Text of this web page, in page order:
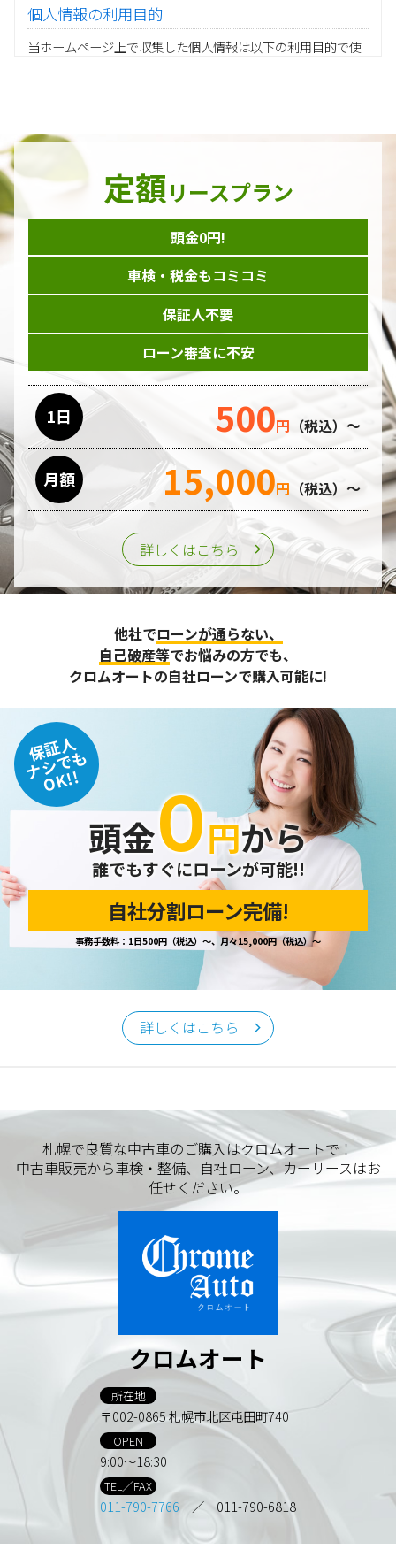
個人情報の利用目的
当ホームページ上で収集した個人情報は以下の利用目的で使
当グループの業務に従事する協力会社様担当者の識別
当グループ内で共同利用する人事関連システムの運用
ダイレクトメール等を利用したアンケート・キャンペーン
などの意見・情報の調査
当ホームページはサービスに関するお問い合わせやご質問、
資料のご請求や各サービス等のお申し込みなど、当ホームペ
ージのサービス提供過程で、氏名、連絡先、勤務先等の個人
情報を書面、電子媒体、ウェブ等を介して収集致します。
委託先の管理･監督
利用目的の遂行のために業務を委託する場合、個人情報の取
り扱いに関する委託先の適正な管理・監督をおこないます。
第三者への提供
個人情報は、ご本人の同意を得た場合または法令の定めがあ
る場合を除き、第三者に提供することはいたしません。
個人情報の管理
失、破壊、改ざん及び漏えいなどに対する予防ならびに是正
に努め、合理的な安全対策を講じます。
また、個人情報保護に関する法令およびその他の規範を遵守
するとともに、この方針に基づく個人情報保護規程や体制を
定め、その内容を継続的に見直し、改善に努めます。
個人情報の訂正･削除・開示
ご本人から、登録されている個人情報について訂正・削除・
開示の請求があった場合は、迅速に対応いたします。
当ホームページが保有する個人情報の取り扱い、および訂
正・削除・開示等に関するお問い合わせ先は、以下の通りで
個人情報保護担当窓口
当社の「個人情報の取扱い」に関するお問い合わせは、下記
クロムオート
〒002-0865 札幌市北区屯田町740
TEL／011-790-7766FAX／011-790-6818
E-mail：info@chromeauto.co.jp
定額リースプラン
頭金0円!
車検・税金もコミコミ
保証人不要
ローン審査に不安
1日 500円 （税込）～
月額 15,000円 （税込）～
詳しくはこちら
他社でローンが通らない、
自己破産等でお悩みの方でも、
クロムオートの自社ローンで購入可能に!
保証人
ナシでも
OK!!
頭金０円から
誰でもすぐにローンが可能!!
自社分割ローン完備!
事務手数料：1日500円（税込）～、月々15,000円（税込）～
詳しくはこちら
札幌で良質な中古車のご購入はクロムオートで！
中古車販売から車検・整備、自社ローン、カーリースはお
任せください。
クロムオート
所在地
〒002-0865 札幌市北区屯田町740
OPEN
9:00～18:30
TEL／FAX
011-790-7766 ／ 011-790-6818